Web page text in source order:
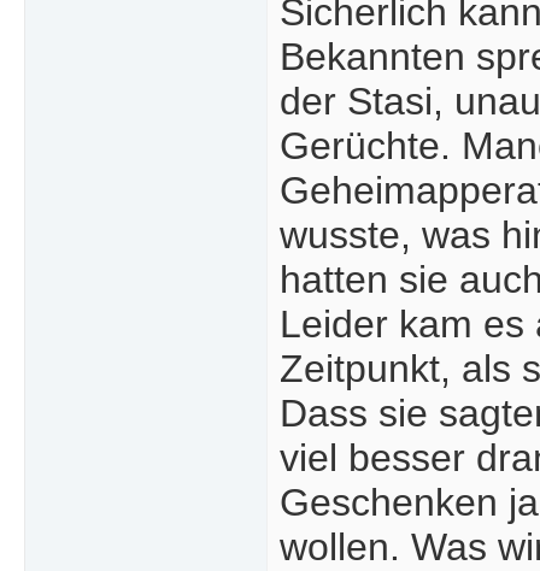
Sicherlich
Bekannten
der Stasi,
Gerüchte.
wusste, was
hatten sie
Leider kam es
Zeitpunkt, als
Dass sie
viel besser
Geschenken
wollen. Was